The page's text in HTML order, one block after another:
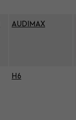
AUDIMAX
H6